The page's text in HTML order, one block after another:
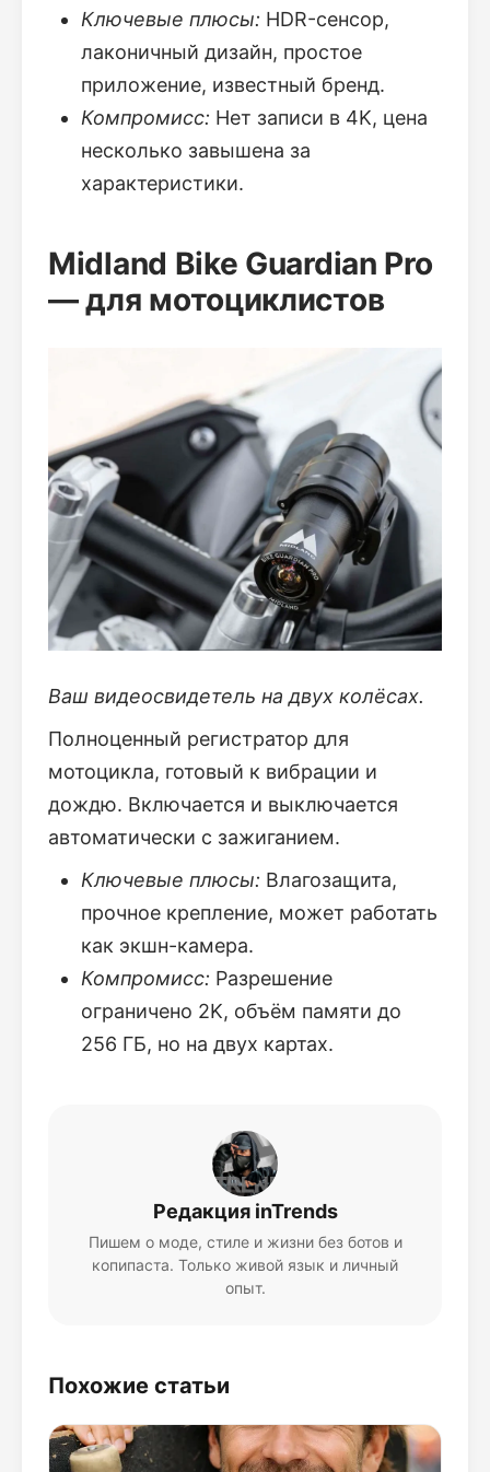
Ключевые плюсы: HDR-сенсор,
лаконичный дизайн, простое
приложение, известный бренд.
Компромисс: Нет записи в 4K, цена
несколько завышена за
характеристики.
Midland Bike Guardian Pro
— для мотоциклистов
Ваш видеосвидетель на двух колёсах.
Полноценный регистратор для
мотоцикла, готовый к вибрации и
дождю. Включается и выключается
автоматически с зажиганием.
Ключевые плюсы: Влагозащита,
прочное крепление, может работать
как экшн-камера.
Компромисс: Разрешение
ограничено 2K, объём памяти до
256 ГБ, но на двух картах.
Редакция inTrends
Пишем о моде, стиле и жизни без ботов и
копипаста. Только живой язык и личный
опыт.
Похожие статьи